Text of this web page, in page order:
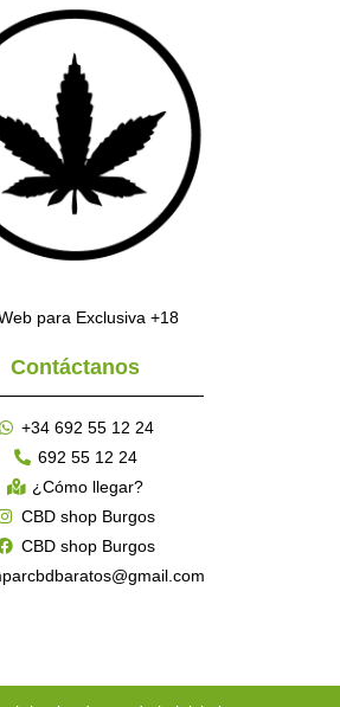
para Exclusiva +18
Contáctanos
+34 692 55 12 24
692 55 12 24
¿Cómo llegar?
CBD shop Burgos
CBD shop Burgos